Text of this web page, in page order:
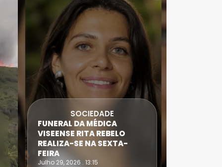
SOCIEDADE
FUNERAL DA MÉDICA
VISEENSE RITA REBELO
REALIZA-SE NA SEXTA-
FEIRA
Julho 29, 2026 . 13:15